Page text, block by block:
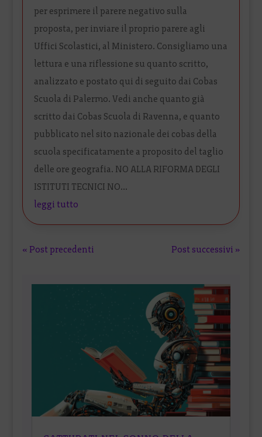
per esprimere il parere negativo sulla
proposta, per inviare il proprio parere agli
Uffici Scolastici, al Ministero. Consigliamo una
lettura e una riflessione su quanto scritto,
analizzato e postato qui di seguito dai Cobas
Scuola di Palermo. Vedi anche quanto già
scritto dai Cobas Scuola di Ravenna, e quanto
pubblicato nel sito nazionale dei cobas della
scuola specificatamente a proposito del taglio
delle ore geografia. NO ALLA RIFORMA DEGLI
ISTITUTI TECNICI NO...
leggi tutto
« Post precedenti Post successivi »